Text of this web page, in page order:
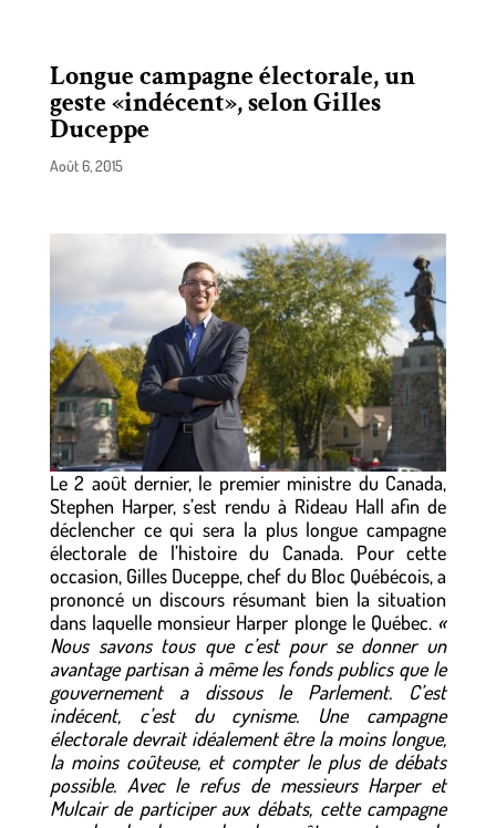
Longue campagne électorale, un
geste «indécent», selon Gilles
Duceppe
Août 6, 2015
Le 2 août dernier, le premier ministre du Canada,
Stephen Harper, s’est rendu à Rideau Hall afin de
déclencher ce qui sera la plus longue campagne
électorale de l’histoire du Canada. Pour cette
occasion, Gilles Duceppe, chef du Bloc Québécois, a
prononcé un discours résumant bien la situation
dans laquelle monsieur Harper plonge le Québec. «
Nous savons tous que c’est pour se donner un
avantage partisan à même les fonds publics que le
gouvernement a dissous le Parlement. C’est
indécent, c’est du cynisme. Une campagne
électorale devrait idéalement être la moins longue,
la moins coûteuse, et compter le plus de débats
possible. Avec le refus de messieurs Harper et
Mulcair de participer aux débats, cette campagne